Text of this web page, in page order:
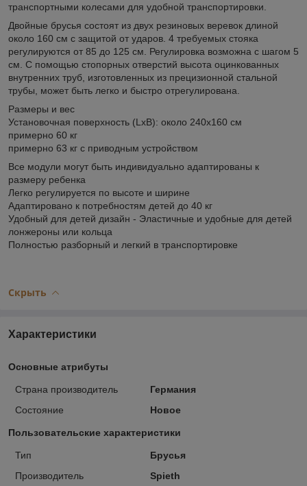
транспортными колесами для удобной транспортировки.
Двойные брусья состоят из двух резиновых веревок длиной
около 160 см с защитой от ударов. 4 требуемых стояка
регулируются от 85 до 125 см. Регулировка возможна с шагом 5
см. С помощью стопорных отверстий высота оцинкованных
внутренних труб, изготовленных из прецизионной стальной
трубы, может быть легко и быстро отрегулирована.
Размеры и вес
Установочная поверхность (LxB): около 240x160 см
примерно 60 кг
примерно 63 кг с приводным устройством
Все модули могут быть индивидуально адаптированы к
размеру ребенка
Легко регулируется по высоте и ширине
Адаптировано к потребностям детей до 40 кг
Удобный для детей дизайн - Эластичные и удобные для детей
лонжероны или кольца
Полностью разборный и легкий в транспортировке
Скрыть
Характеристики
Основные атрибуты
Страна производитель
Германия
Состояние
Новое
Пользовательские характеристики
Тип
Брусья
Производитель
Spieth